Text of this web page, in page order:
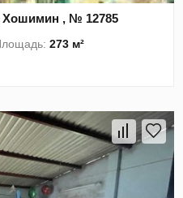
Хошимин , № 12785
273 м²